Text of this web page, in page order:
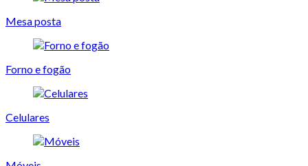
Mesa posta
Forno e fogão
Celulares